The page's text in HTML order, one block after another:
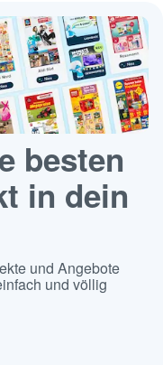
besten
in dein
und Angebote
und völlig